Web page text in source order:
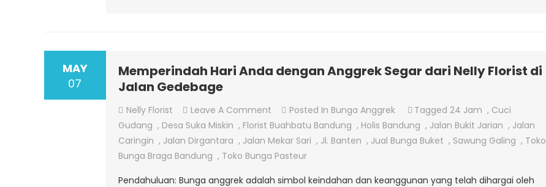
MAY
07
Memperindah Hari Anda dengan Anggrek Segar dari Nelly Florist di
Jalan Gedebage
Nelly Florist Leave A CommentOn
Memperindah
Hari
Anda
Posted In Bunga Anggrek Tagged 24 Jam , Cuci
Gudang , Desa Suka Miskin , Florist Buahbatu Bandung , Holis Bandung , Jalan Bukit Jarian , Jalan
Caringin , Jalan Dirgantara , Jalan Mekar Sari , Jl. Banten , Jual Bunga Buket , Sawung Galing , Toko
Bunga Braga Bandung , Toko Bunga Pasteur
Pendahuluan: Bunga anggrek adalah simbol keindahan dan keanggunan yang telah dihargai oleh